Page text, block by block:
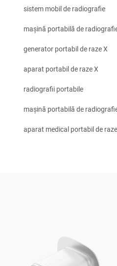
sistem mobil de radiografie
mașină portabilă de
generator portabil de raze X
aparat portabil de raze X
radiografii portabile
mașină portabilă de
aparat medical portabil de